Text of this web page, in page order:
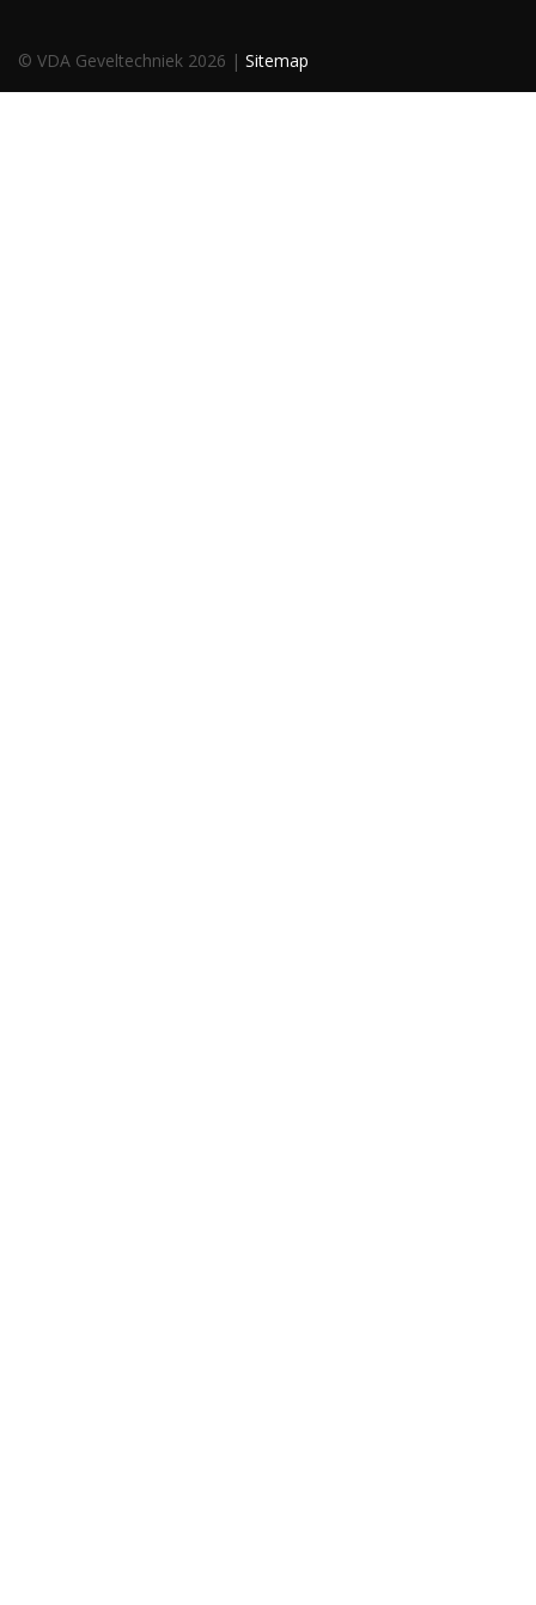
© VDA Geveltechniek 2026 | Sitemap